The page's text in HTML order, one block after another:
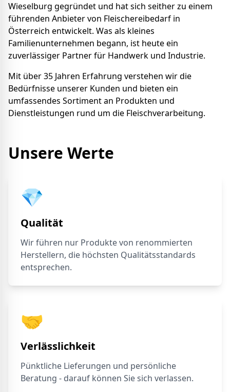
Wieselburg gegründet und hat sich seither zu einem
führenden Anbieter von Fleischereibedarf in
Österreich entwickelt. Was als kleines
Familienunternehmen begann, ist heute ein
zuverlässiger Partner für Handwerk und Industrie.
Mit über 35 Jahren Erfahrung verstehen wir die
Bedürfnisse unserer Kunden und bieten ein
umfassendes Sortiment an Produkten und
Dienstleistungen rund um die Fleischverarbeitung.
Unsere Werte
💎
Qualität
Wir führen nur Produkte von renommierten
Herstellern, die höchsten Qualitätsstandards
entsprechen.
🤝
Verlässlichkeit
Pünktliche Lieferungen und persönliche
Beratung - darauf können Sie sich verlassen.